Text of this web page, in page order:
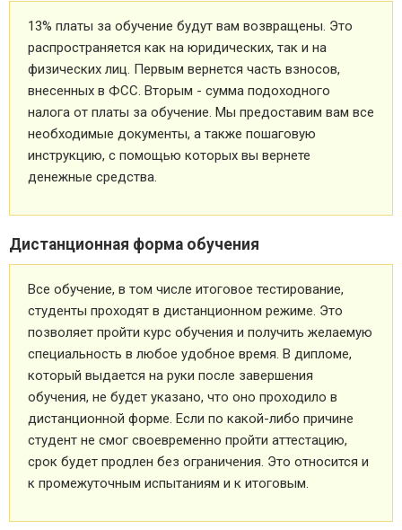
13% платы за обучение будут вам возвращены. Это
распространяется как на юридических, так и на
физических лиц. Первым вернется часть взносов,
внесенных в ФСС. Вторым - сумма подоходного
налога от платы за обучение. Мы предоставим вам все
необходимые документы, а также пошаговую
инструкцию, с помощью которых вы вернете
денежные средства.
Дистанционная форма обучения
Все обучение, в том числе итоговое тестирование,
студенты проходят в дистанционном режиме. Это
позволяет пройти курс обучения и получить желаемую
специальность в любое удобное время. В дипломе,
который выдается на руки после завершения
обучения, не будет указано, что оно проходило в
дистанционной форме. Если по какой-либо причине
студент не смог своевременно пройти аттестацию,
срок будет продлен без ограничения. Это относится и
к промежуточным испытаниям и к итоговым.